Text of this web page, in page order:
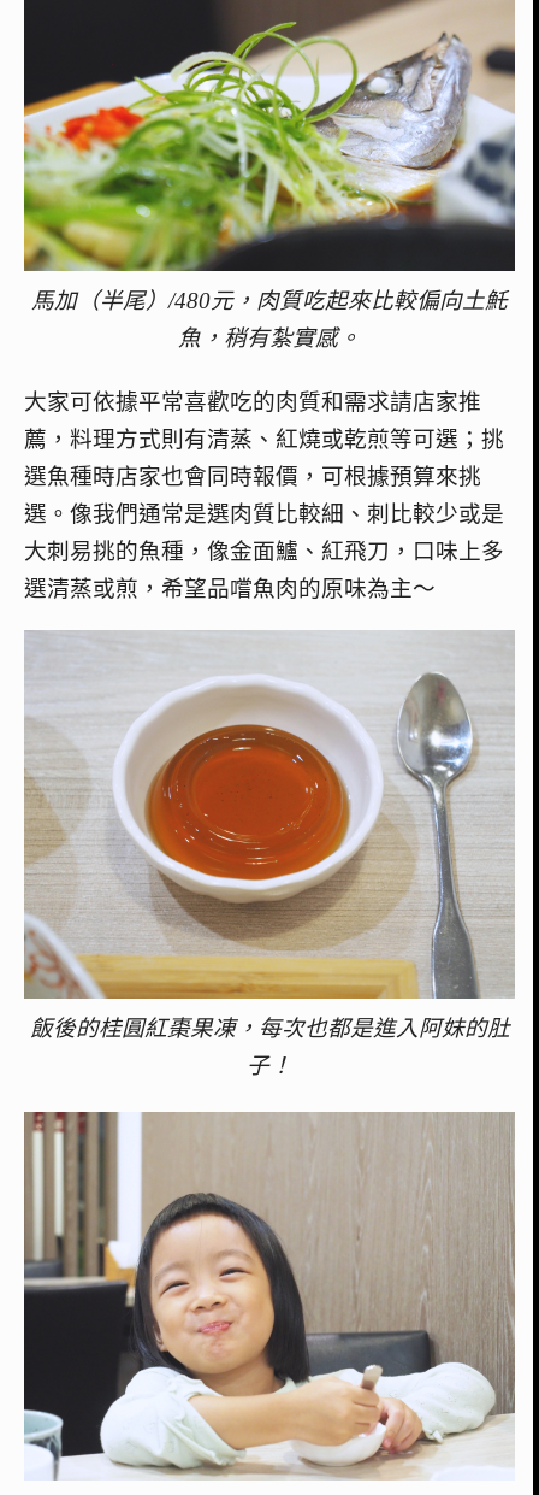
馬加（半尾）/480元，肉質吃起來比較偏向土魠
魚，稍有紮實感。
大家可依據平常喜歡吃的肉質和需求請店家推
薦，料理方式則有清蒸、紅燒或乾煎等可選；挑
選魚種時店家也會同時報價，可根據預算來挑
選。 像我們通常是選肉質比較細、刺比較少或是
大刺易挑的魚種，像金面鱸、紅飛刀，口味上多
選清蒸或煎，希望品嚐魚肉的原味為主～
飯後的桂圓紅棗果凍，每次也都是進入阿妹的肚
子！